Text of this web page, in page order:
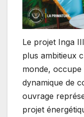
Le projet Inga
plus ambitieux
monde,
dynamique de
ouvrage
projet